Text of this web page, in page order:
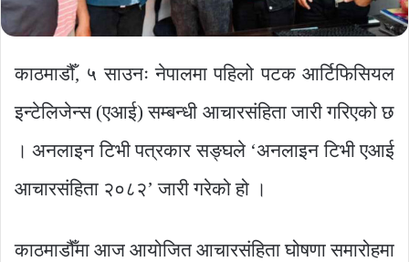
काठमाडौँ, ५ साउनः नेपालमा पहिलो पटक आर्टिफिसियल
इन्टेलिजेन्स (एआई) सम्बन्धी आचारसंहिता जारी गरिएको छ
। अनलाइन टिभी पत्रकार सङ्घले ‘अनलाइन टिभी एआई
आचारसंहिता २०८२’ जारी गरेको हो ।
काठमाडौँमा आज आयोजित आचारसंहिता घोषणा समारोहमा